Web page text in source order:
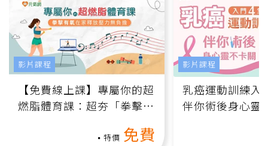
【免費線上課】專屬你的超
燃脂體育課：超夯「拳擊有
特價 免費
影片課程
乳癌運動訓練入
伴你術後身心靈
影片課程